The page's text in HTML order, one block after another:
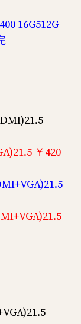
16G512G
￥420